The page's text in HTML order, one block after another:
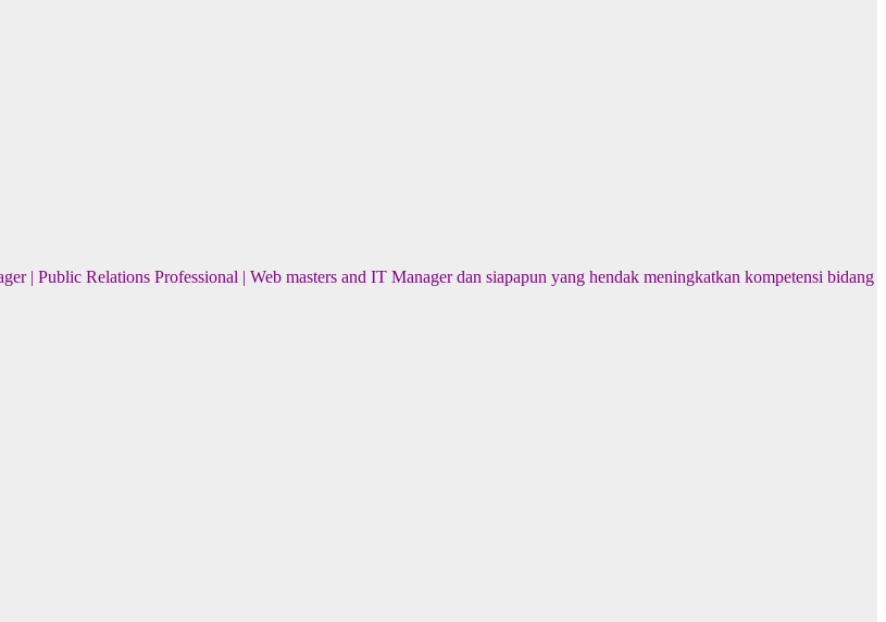
| Public Relations Professional | Web masters and IT Manager dan siapapun yang hendak meningkatkan kompetensi bidang